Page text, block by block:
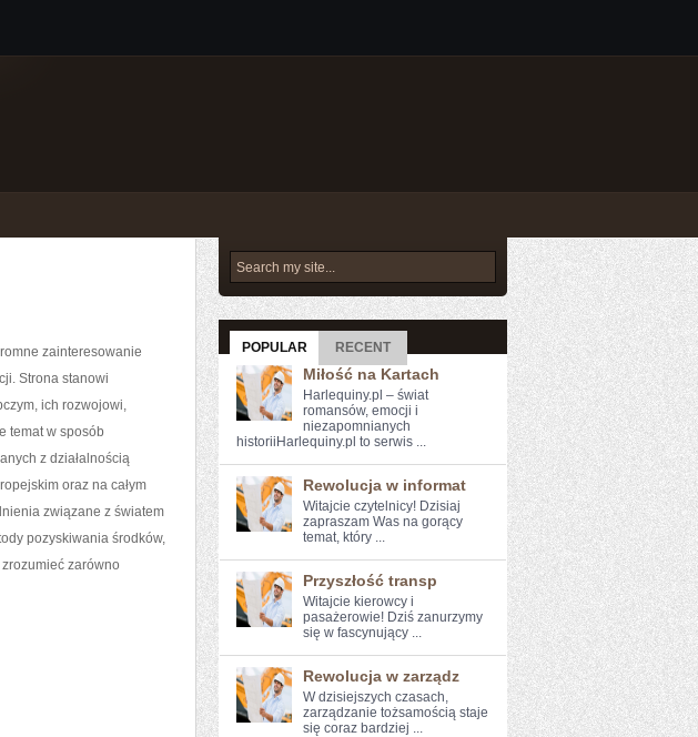
zainteresowanie
Strona stanowi
ich rozwojowi,
temat w sposób
z działalnością
oraz na całym
związane z światem
pozyskiwania środków,
zarówno
POPULAR RECENT
Miłość na Kartach
Harlequiny.pl – świat
romansów, emocji i
niezapomnianych
historiiHarlequiny.pl to serwis ...
Rewolucja w informat
Witajcie czytelnicy! Dzisiaj
zapraszam Was na gorący
temat, który ...
Przyszłość transp
Witajcie kierowcy⁢ i
pasażerowie! Dziś ⁢zanurzymy
się w ‍fascynujący​ ...
Rewolucja w zarządz
W dzisiejszych czasach,
zarządzanie tożsamością ⁤staje
się coraz ‍bardziej ...